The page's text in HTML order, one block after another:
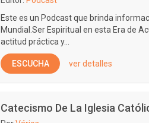
Este es un Podcast que brinda
Mundial.Ser Espiritual en esta Era de
actitud práctica y...
ESCUCHA ver detalles
Catecismo De La Iglesia